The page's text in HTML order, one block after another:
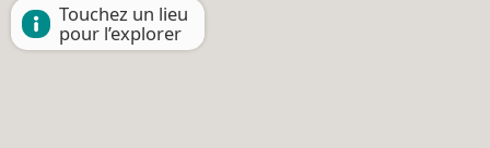
Touchez un lieu
pour l’explorer